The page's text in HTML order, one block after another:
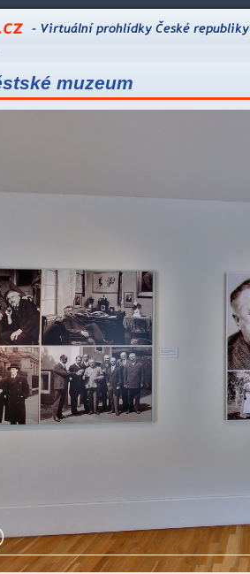
VirtualCzech.cz -
muzeum